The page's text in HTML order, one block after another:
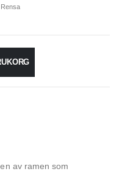
Rensa
av ramen som